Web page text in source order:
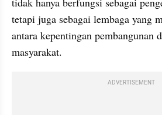
tetapi juga sebagai lembaga yang
antara kepentingan pembangunan
masyarakat.
ADVERTISEMENT